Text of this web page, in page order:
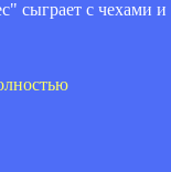
сыграет с чехами